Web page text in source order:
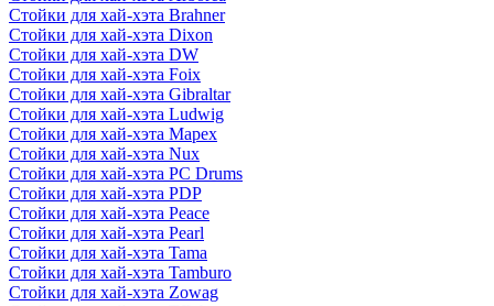
Стойки для хай-хэта Brahner
Стойки для хай-хэта Dixon
Стойки для хай-хэта DW
Стойки для хай-хэта Foix
Стойки для хай-хэта Gibraltar
Стойки для хай-хэта Ludwig
Стойки для хай-хэта Mapex
Стойки для хай-хэта Nux
Стойки для хай-хэта PC Drums
Стойки для хай-хэта PDP
Стойки для хай-хэта Peace
Стойки для хай-хэта Pearl
Стойки для хай-хэта Tama
Стойки для хай-хэта Tamburo
Стойки для хай-хэта Zowag